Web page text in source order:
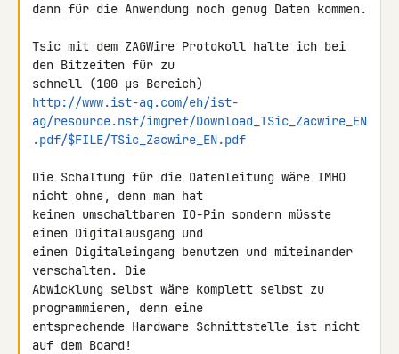
dann für die Anwendung noch genug Daten kommen.
Tsic mit dem ZAGWire Protokoll halte ich bei
den Bitzeiten für zu
http://www.ist-ag.com/eh/ist-
ag/resource.nsf/imgref/Download_TSic_Zacwire_EN
.pdf/$FILE/TSic_Zacwire_EN.pdf
Die Schaltung für die Datenleitung wäre IMHO
nicht ohne, denn man hat
keinen umschaltbaren IO-Pin sondern müsste
einen Digitalausgang und
einen Digitaleingang benutzen und miteinander
verschalten. Die
Abwicklung selbst wäre komplett selbst zu
programmieren, denn eine
entsprechende Hardware Schnittstelle ist nicht
auf dem Board!